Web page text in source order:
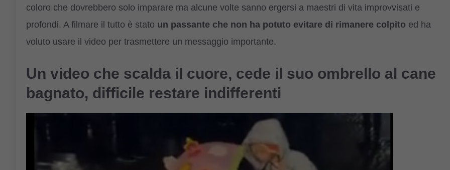
coloro che dovrebbero solo imparare ma alcune volte sanno ergersi a maestri di vita improvvisati e
profondi. A filmare il tutto è stato un passante che non ha potuto evitare di rimanere colpito ed ha
voluto usare il video per trasmettere un messaggio importante.
Un video che scalda il cuore, cede il suo ombrello al cane
bagnato, difficile restare indifferenti